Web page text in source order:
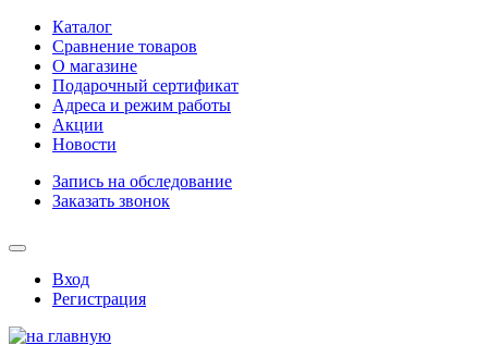
Каталог
Сравнение товаров
О магазине
Подарочный сертификат
Адреса и режим работы
Акции
Новости
Запись на обследование
Заказать звонок
Вход
Регистрация